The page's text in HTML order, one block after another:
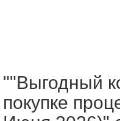
""Выгодный
покупке